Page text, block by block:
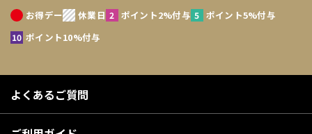
お得デー 休業日 ポイント2%付与
ポイント5%付与
ポイント10%付与
よくあるご質問